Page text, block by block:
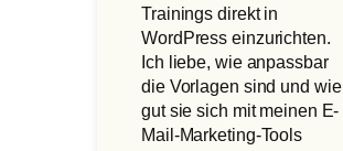
Trainings direkt in
WordPress einzurichten.
Ich liebe, wie anpassbar
die Vorlagen sind und wie
gut sie sich mit meinen E-
Mail-Marketing-Tools